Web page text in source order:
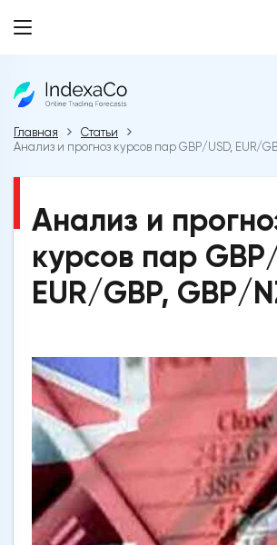
Главная
Статьи
Анализ и прогноз курсов пар GBP/USD, EUR/
Анализ и
курсов пар
EUR/GBP, GBP/